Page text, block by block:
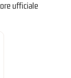
ufficiale